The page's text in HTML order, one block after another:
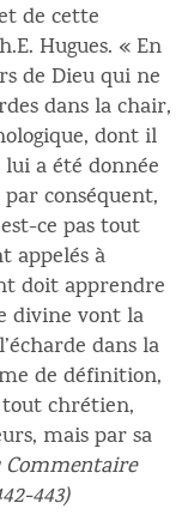
de cette
Hugues. « En
de Dieu qui ne
dans la chair,
dont il
a été donnée
conséquent,
ce pas tout
appelés à
doit apprendre
divine vont la
dans la
de définition,
tout chrétien,
mais par sa
Commentaire
443)